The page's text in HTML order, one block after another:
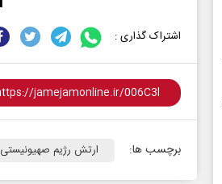
اشتراک گذاری :
برچسب ها: ارتش رژیم صهیونیستی